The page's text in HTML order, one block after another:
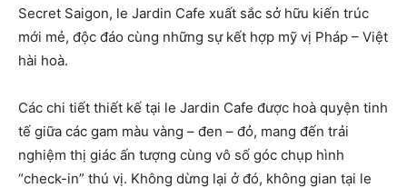
Secret Saigon, le Jardin Cafe xuất sắc sở hữu kiến trúc
mới mẻ, độc đáo cùng những sự kết hợp mỹ vị Pháp – Việt
hài hoà.
Các chi tiết thiết kế tại le Jardin Cafe được hoà quyện tinh
tế giữa các gam màu vàng – đen – đỏ, mang đến trải
nghiệm thị giác ấn tượng cùng vô số góc chụp hình
“check-in” thú vị. Không dừng lại ở đó, không gian tại le